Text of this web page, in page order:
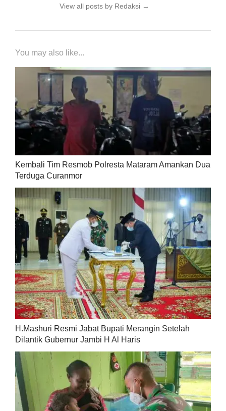
View all posts by Redaksi →
You may also like...
Kembali Tim Resmob Polresta Mataram Amankan Dua
Terduga Curanmor
H.Mashuri Resmi Jabat Bupati Merangin Setelah
Dilantik Gubernur Jambi H Al Haris